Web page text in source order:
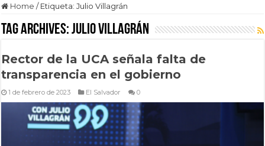
Home / Etiqueta:Julio Villagrán
Tag Archives:Julio Villagrán
Rector de la UCA señala falta de
transparencia en el gobierno
1 de febrero de 2023 El Salvador 0